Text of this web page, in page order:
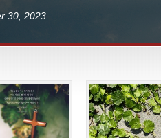
30, 2023